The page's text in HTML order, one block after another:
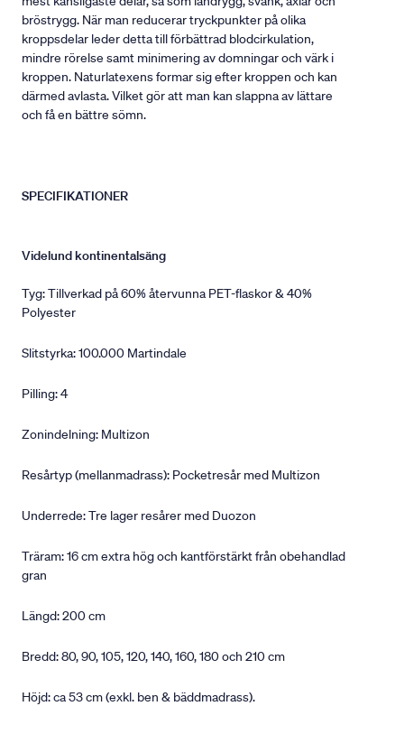
bröstrygg. När man reducerar tryckpunkter på olika
kroppsdelar leder detta till förbättrad blodcirkulation,
mindre rörelse samt minimering av domningar och värk i
kroppen. Naturlatexens formar sig efter kroppen och kan
därmed avlasta. Vilket gör att man kan slappna av lättare
och få en bättre sömn.
SPECIFIKATIONER
Videlund kontinentalsäng
Tyg: Tillverkad på 60% återvunna PET-flaskor & 40%
Polyester
Slitstyrka: 100.000 Martindale
Pilling: 4
Zonindelning: Multizon
Resårtyp (mellanmadrass): Pocketresår med Multizon
Underrede: Tre lager resårer med Duozon
Träram: 16 cm extra hög och kantförstärkt från obehandlad
gran
Längd: 200 cm
Bredd: 80, 90, 105, 120, 140, 160, 180 och 210 cm
Höjd: ca 53 cm (exkl. ben & bäddmadrass).